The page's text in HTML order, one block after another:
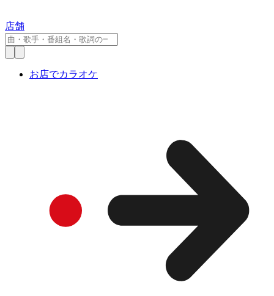
店舗
お店でカラオケ